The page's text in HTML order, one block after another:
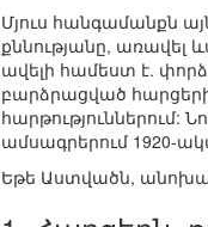
Մյուս հանգամանքն
քննությանը, առավել
ավելի համեստ է.
բարձրացված
հարթություններում:
ամսագրերում 1920-
Եթե Աստվածն,